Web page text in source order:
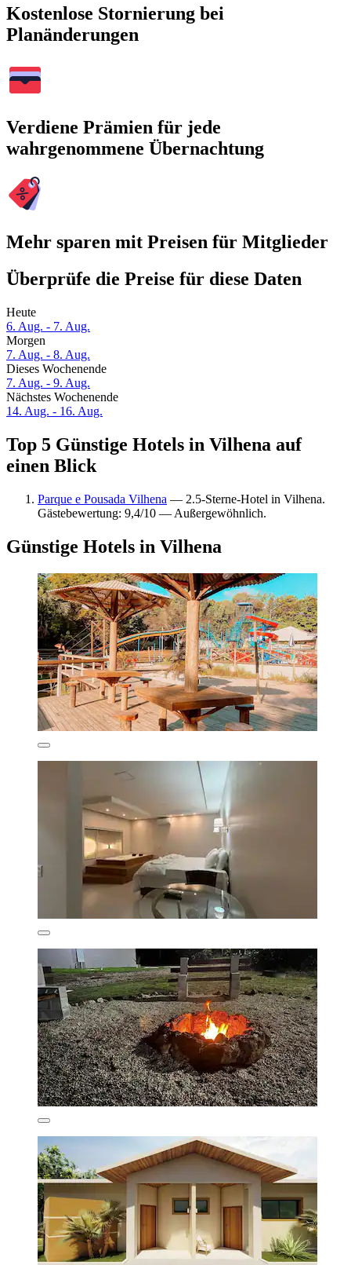
Kostenlose Stornierung bei
Planänderungen
Verdiene Prämien für jede
wahrgenommene Übernachtung
Mehr sparen mit Preisen für Mitglieder
Überprüfe die Preise für diese Daten
Heute
6. Aug. - 7. Aug.
Morgen
7. Aug. - 8. Aug.
Dieses Wochenende
7. Aug. - 9. Aug.
Nächstes Wochenende
14. Aug. - 16. Aug.
Top 5 Günstige Hotels in Vilhena auf
einen Blick
Parque e Pousada Vilhena — 2.5-Sterne-Hotel in Vilhena.
Gästebewertung: 9,4/10 — Außergewöhnlich.
Günstige Hotels in Vilhena